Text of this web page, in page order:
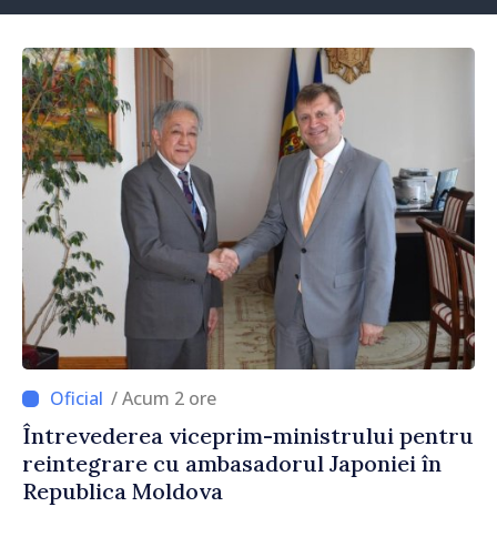
/ Acum 2 ore
Întrevederea viceprim-ministrului pentru
reintegrare cu ambasadorul Japoniei în
Republica Moldova